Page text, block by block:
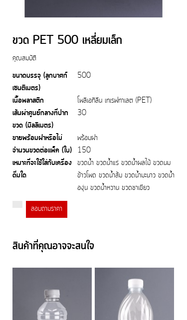
ขวด PET 500 เหลี่ยมเล็ก
คุณสมบัติ
ขนาดบรรจุ (ลูกบาศก์
เซนติเมตร)
500
เนื้อพลาสติก โพลิเอทิลีน เทเรฟทาเลต (PET)
เส้นผ่าศูนย์กลางที่ปาก
ขวด (มิลลิเมตร)
30
ขายพร้อมฝาหรือไม่ พร้อมฝา
จำนวนขวดต่อแพ็ค (ใบ) 150
เหมาะที่จะใช้ใส่กับเครื่อง
ดื่มใด
ขวดน้ำ ขวดน้ำแร่ ขวดน้ำผลไม้ ขวดนม
ข้าวโพด ขวดน้ำส้ม ขวดน้ำมะนาว ขวดน้ำ
องุ่น ขวดน้ำหวาน ขวดชาเขียว
สอบถามราคา
สินค้าที่คุณอาจจะสนใจ